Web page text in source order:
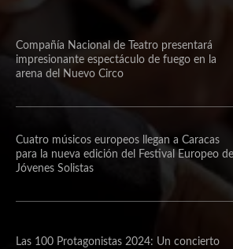
Compañía Nacional de Teatro presentará
impresionante espectáculo de fuego en la
arena del Nuevo Circo
Cuatro músicos europeos llegan a Caracas
para la nueva edición del Festival Europeo de
Jóvenes Solistas
Las 100 Protagonistas 2024: Un concierto